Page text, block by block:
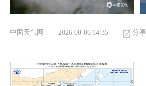
中国天气网 2026-08-06 14:35 分享